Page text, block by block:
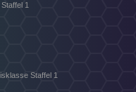
1
Staffel 1